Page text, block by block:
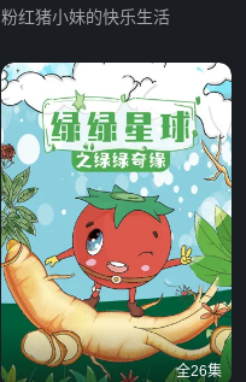
粉红猪小妹的快乐生活
全26集